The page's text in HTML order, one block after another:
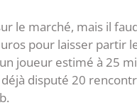
le marché, mais il
pour laisser partir
joueur estimé à 25
disputé 20